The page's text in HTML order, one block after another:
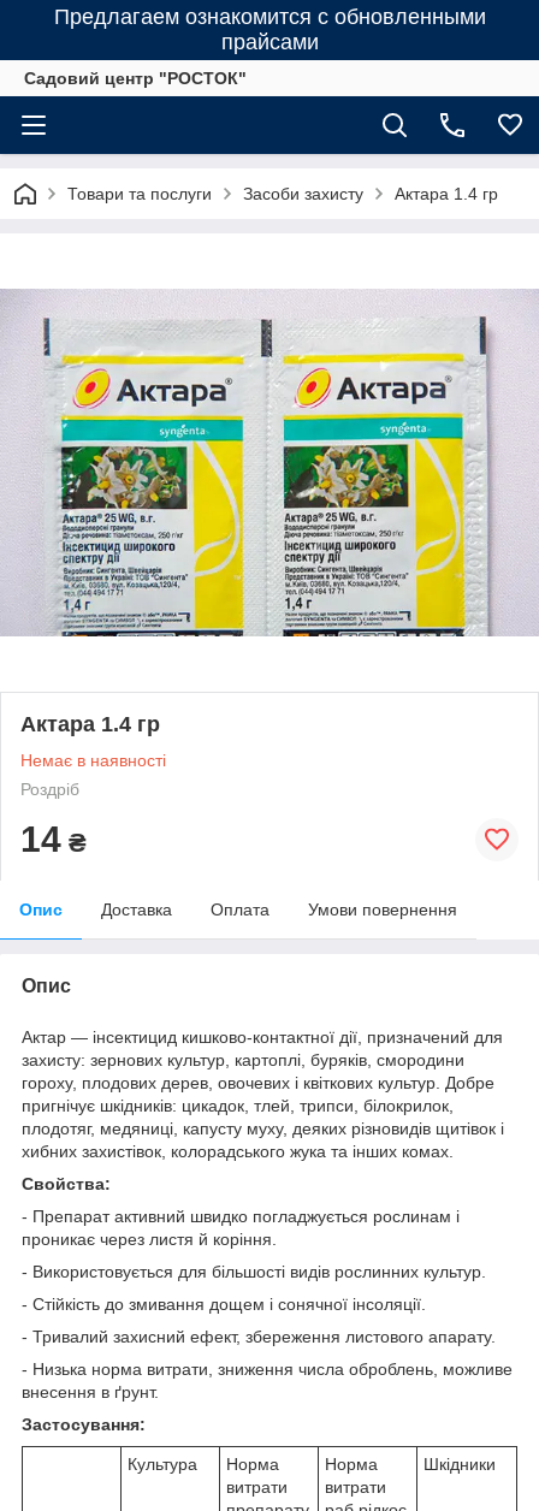
Предлагаем ознакомится с обновленными
прайсами
Садовий центр "РОСТОК"
Товари та послуги Засоби захисту Актара 1.4 гр
Актара 1.4 гр
Немає в наявності
Роздріб
14 ₴
Опис Доставка Оплата Умови повернення
Опис
Актар — інсектицид кишково-контактної дії, призначений для
захисту: зернових культур, картоплі, буряків, смородини
гороху, плодових дерев, овочевих і квіткових культур. Добре
пригнічує шкідників: цикадок, тлей, трипси, білокрилок,
плодотяг, медяниці, капусту муху, деяких різновидів щитівок і
хибних захистівок, колорадського жука та інших комах.
Свойства:
- Препарат активний швидко погладжується рослинам і
проникає через листя й коріння.
- Використовується для більшості видів рослинних культур.
- Стійкість до змивання дощем і сонячної інсоляції.
- Тривалий захисний ефект, збереження листового апарату.
- Низька норма витрати, зниження числа оброблень, можливе
внесення в ґрунт.
Застосування:
Культура
Норма
витрати
Норма
витрати
Шкідники